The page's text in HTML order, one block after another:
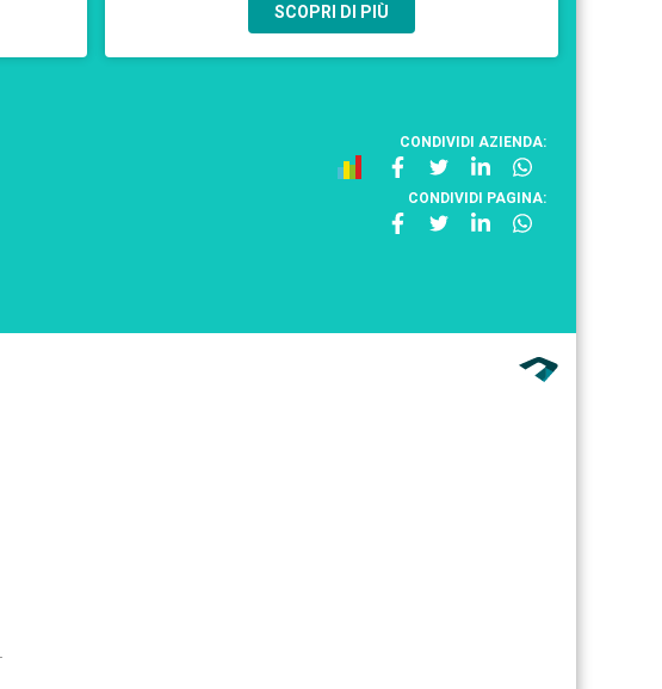
SCOPRI DI PIÙ
CONDIVIDI AZIENDA:
CONDIVIDI PAGINA: